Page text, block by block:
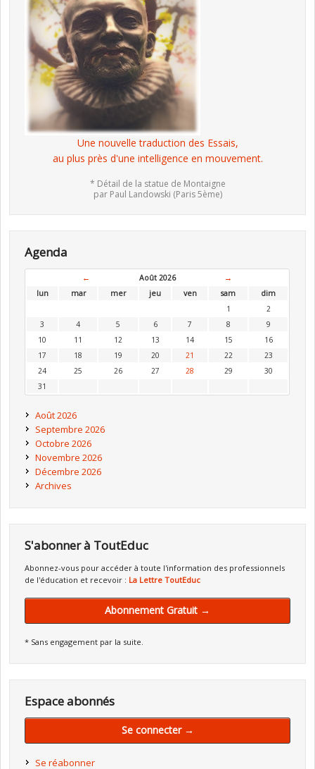
Une nouvelle traduction des Essais,
au plus près d'une intelligence en mouvement.
* Détail de la statue de Montaigne
par Paul Landowski (Paris 5ème)
Agenda
← Août 2026
→
lun
mar mer jeu ven sam
dim
1
2
3
4 5 6 7 8
9
10
11 12 13 14 15
16
17
18 19 20 21 22
23
24
25 26 27 28 29
30
31
Août 2026
Septembre 2026
Octobre 2026
Novembre 2026
Décembre 2026
Archives
S'abonner à ToutEduc
Abonnez-vous pour accéder à toute l'information des professionnels
de l'éducation et recevoir : La Lettre ToutEduc
Abonnement Gratuit →
* Sans engagement par la suite.
Espace abonnés
Se connecter →
Se réabonner